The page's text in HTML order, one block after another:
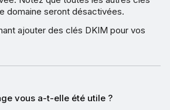
domaine seront désactivées.
ajouter des clés DKIM pour vos
vous a-t-elle été utile ?